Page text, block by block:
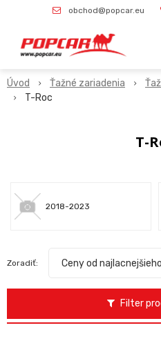
obchod@popcar.eu
Úvod Ťažné zariadenia
T-Roc
T-
2018-2023
Filter
Zoradiť: Ceny od najlacnejšieho